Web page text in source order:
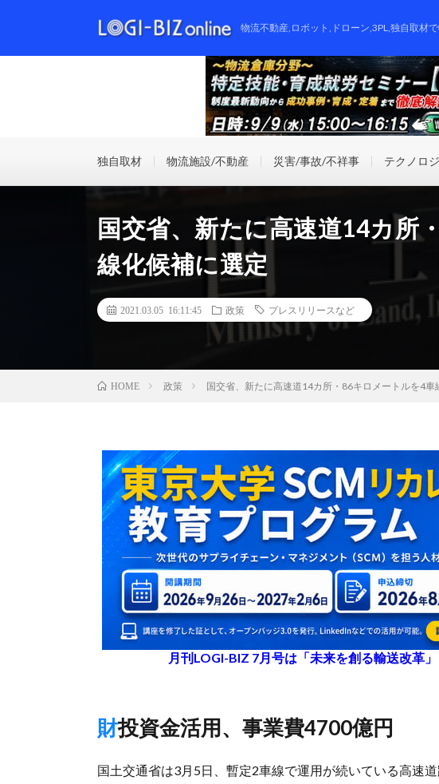
物流不動産,ロボット,ドローン,3PL,独自取材
独自取材 物流施設/不動産 災害/事故/不祥事 テクノロ
国交省、新たに高速道14カ所
線化候補に選定
2021.03.05 16:11:45 政策 プレスリリースなど
HOME 政策 国交省、新たに高速道14カ所・86キロメートルを4車
月刊LOGI-BIZ 7月号は「未来を創る輸送改革
財投資金活用、事業費4700億円
国土交通省は3月5日、暫定2車線で運用が続いている高速